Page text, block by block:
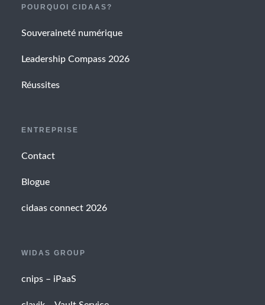
POURQUOI CIDAAS?
Souveraineté numérique
Leadership Compass 2026
Réussites
ENTREPRISE
Contact
Blogue
cidaas connect 2026
WIDAS GROUP
cnips – iPaaS